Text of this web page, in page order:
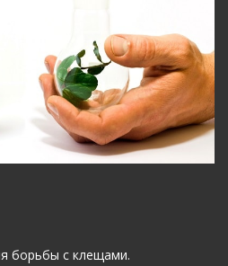
борьбы с клещами.